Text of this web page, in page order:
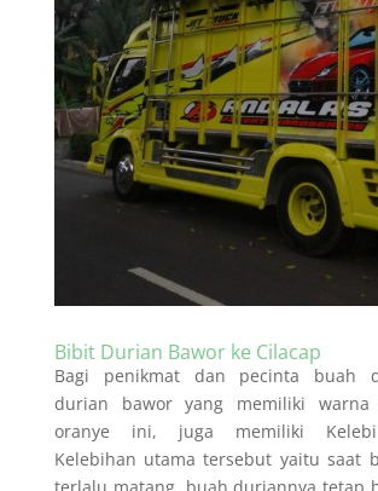
Bibit Durian Bawor ke Cilacap
Bagi penikmat dan pecinta buah
durian bawor yang memiliki warna
oranye ini, juga memiliki
Kelebihan utama tersebut yaitu saat